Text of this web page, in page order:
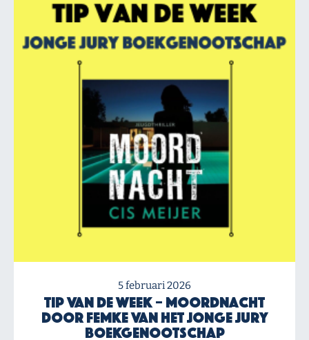
5 februari 2026
Tip van de Week – Moordnacht
door Femke van het Jonge Jury
Boekgenootschap